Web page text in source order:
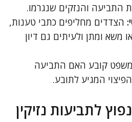
התביעה והנזקים שנגרמו.
הצדדים מחליפים כתבי טענות,
משא ומתן ולעיתים גם דיון
קובע האם התביעה
המגיע לתובע.
לתביעות נזיקין